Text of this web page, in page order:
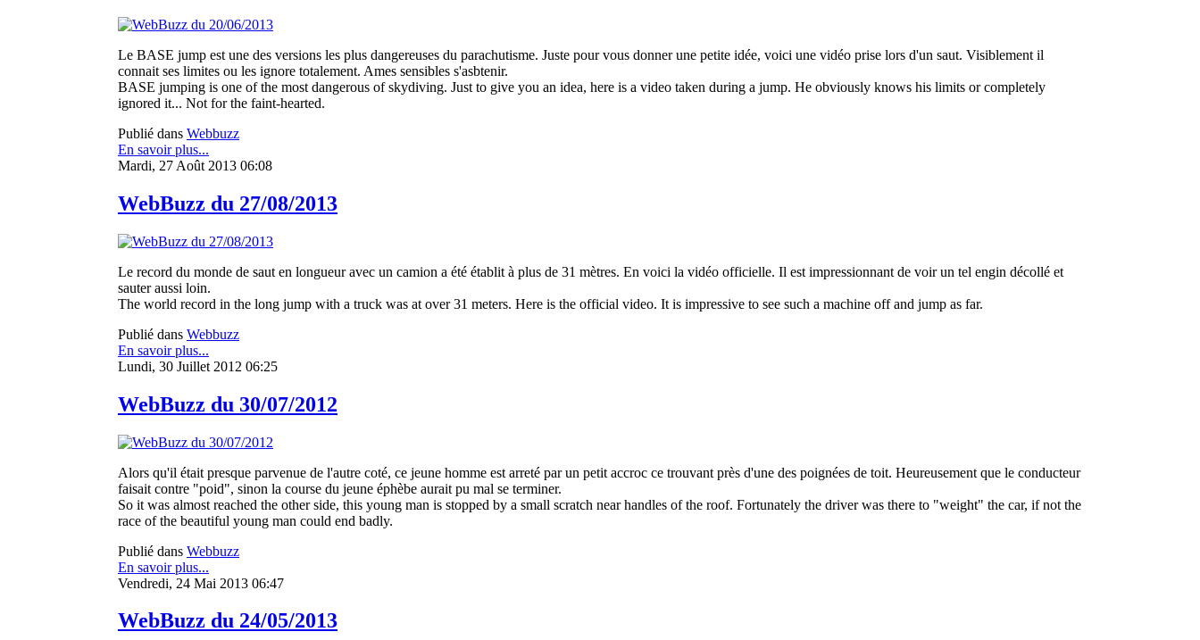
Le BASE jump est une des versions les plus dangereuses du parachutisme. Juste pour vous donner une petite idée, voici une vidéo prise lors d'un saut. Visiblement il
connait ses limites ou les ignore totalement. Ames sensibles s'asbtenir.
BASE jumping is one of the most dangerous of skydiving. Just to give you an idea, here is a video taken during a jump. He obviously knows his limits or completely
ignored it... Not for the faint-hearted.
Publié dans Webbuzz
En savoir plus...
Mardi, 27 Août 2013 06:08
WebBuzz du 27/08/2013
Le record du monde de saut en longueur avec un camion a été établit à plus de 31 mètres. En voici la vidéo officielle. Il est impressionnant de voir un tel engin décollé et
sauter aussi loin.
The world record in the long jump with a truck was at over 31 meters. Here is the official video. It is impressive to see such a machine off and jump as far.
Publié dans Webbuzz
En savoir plus...
Lundi, 30 Juillet 2012 06:25
WebBuzz du 30/07/2012
Alors qu'il était presque parvenue de l'autre coté, ce jeune homme est arreté par un petit accroc ce trouvant près d'une des poignées de toit. Heureusement que le conducteur
faisait contre "poid", sinon la course du jeune éphèbe aurait pu mal se terminer.
So it was almost reached the other side, this young man is stopped by a small scratch near handles of the roof. Fortunately the driver was there to "weight" the car, if not the
race of the beautiful young man could end badly.
Publié dans Webbuzz
En savoir plus...
Vendredi, 24 Mai 2013 06:47
WebBuzz du 24/05/2013